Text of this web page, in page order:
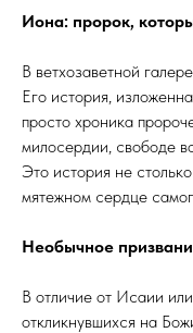
Иона: пророк,
В ветхозаветной
Его история,
просто хроника
милосердии, свободе
Это история не
мятежном сердце
Необычное
В отличие от Исаии
откликнувшихся на